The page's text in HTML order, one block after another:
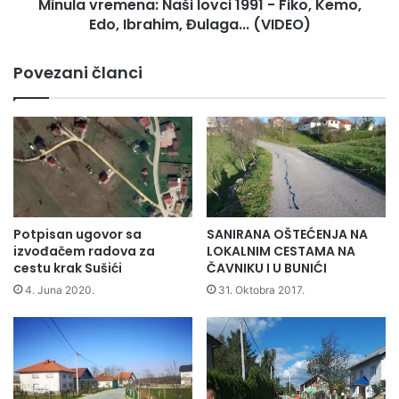
Minula vremena: Naši lovci 1991 - Fiko, Kemo,
Edo, Ibrahim, Đulaga... (VIDEO)
Povezani članci
Potpisan ugovor sa
izvođačem radova za
cestu krak Sušići
4. Juna 2020.
SANIRANA OŠTEĆENJA NA
LOKALNIM CESTAMA NA
ČAVNIKU I U BUNIĆI
31. Oktobra 2017.